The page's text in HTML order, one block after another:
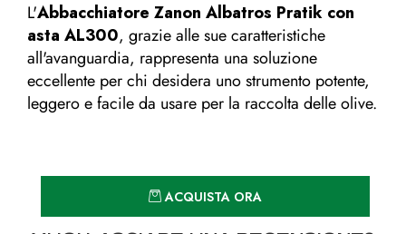
L'Abbacchiatore Zanon Albatros Pratik con
asta AL300, grazie alle sue caratteristiche
all'avanguardia, rappresenta una soluzione
eccellente per chi desidera uno strumento potente,
leggero e facile da usare per la raccolta delle olive.
ACQUISTA ORA